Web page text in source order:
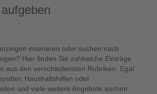
inserieren oder suchen nach
Hier finden Sie zahlreiche Einträge
aus den verschiedensten Rubriken. Egal
Haushaltshilfen oder
und viele weitere Angebote suchen